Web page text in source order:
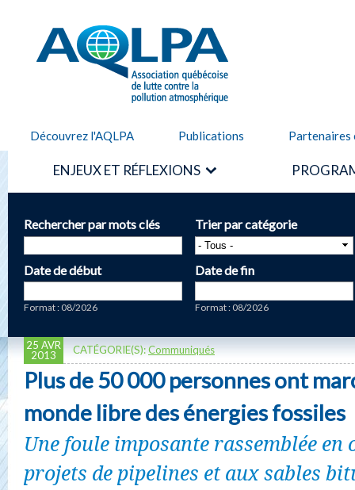
AQLPA
Découvrez l'AQLPA Publications Partenaires
ENJEUX ET RÉFLEXIONS
Rechercher par mots clés Trier par catégorie
Date de début
Format : 08/2026
Date de fin
Format : 08/2026
25 AVR
2013
CATÉGORIE(S):Communiqués
Plus de 50 000 personnes ont
monde libre des énergies fossiles
Une foule imposante rassemblée
projets de pipelines et aux sables